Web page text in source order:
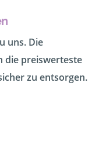
uns. Die
die preiswerteste
zu entsorgen.